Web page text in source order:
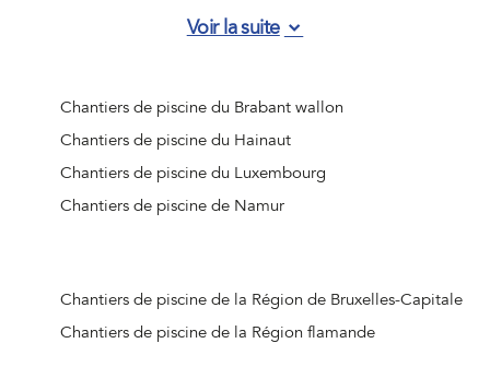
Chantiers de piscine de Jemeppe-sur-Meuse
Chantiers de piscine de Vottem
Chantiers de piscine de Nandrin
Chantiers de piscine de Liège (Jupille-sur-Meuse)
Chantiers de piscine de Beaufays
Chantiers de piscine de Jalhay
Chantiers de piscine de Crisnée
Voir la suite
Chantiers de piscine du Brabant wallon
Chantiers de piscine du Hainaut
Chantiers de piscine du Luxembourg
Chantiers de piscine de Namur
Chantiers de piscine de la Région de Bruxelles-Capitale
Chantiers de piscine de la Région flamande